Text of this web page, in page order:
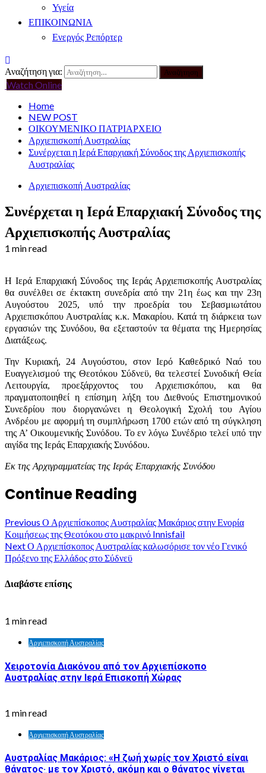
Υγεία
ΕΠΙΚΟΙΝΩΝΙΑ
Ενεργός Ρεπόρτερ
Αναζήτηση για:
Watch Online
Home
NEW POST
ΟΙΚΟΥΜΕΝΙΚΟ ΠΑΤΡΙΑΡΧΕΙΟ
Αρχιεπισκοπή Αυστραλίας
Συνέρχεται η Ιερά Επαρχιακή Σύνοδος της Αρχιεπισκοπής
Αυστραλίας
Αρχιεπισκοπή Αυστραλίας
Συνέρχεται η Ιερά Επαρχιακή Σύνοδος της
Αρχιεπισκοπής Αυστραλίας
1 min read
Η Ιερά Επαρχιακή Σύνοδος της Ιεράς Αρχιεπισκοπής Αυστραλίας
θα συνέλθει σε έκτακτη συνεδρία από την 21η έως και την 23η
Αυγούστου 2025, υπό την προεδρία του Σεβασμιωτάτου
Αρχιεπισκόπου Αυστραλίας κ.κ. Μακαρίου. Κατά τη διάρκεια των
εργασιών της Συνόδου, θα εξεταστούν τα θέματα της Ημερησίας
Διατάξεως.
Την Κυριακή, 24 Αυγούστου, στον Ιερό Καθεδρικό Ναό του
Ευαγγελισμού της Θεοτόκου Σύδνεϋ, θα τελεστεί Συνοδική Θεία
Λειτουργία, προεξάρχοντος του Αρχιεπισκόπου, και θα
πραγματοποιηθεί η επίσημη λήξη του Διεθνούς Επιστημονικού
Συνεδρίου που διοργανώνει η Θεολογική Σχολή του Αγίου
Ανδρέου με αφορμή τη συμπλήρωση 1700 ετών από τη σύγκληση
της Α’ Οικουμενικής Συνόδου. Το εν λόγω Συνέδριο τελεί υπό την
αιγίδα της Ιεράς Επαρχιακής Συνόδου.
Εκ της Αρχιγραμματείας της Ιεράς Επαρχιακής Συνόδου
Continue Reading
Previous Ο Αρχιεπίσκοπος Αυστραλίας Μακάριος στην Ενορία
Κοιμήσεως της Θεοτόκου στο μακρινό Innisfail
NextΟ Αρχιεπίσκοπος Αυστραλίας καλωσόρισε τον νέο Γενικό
Πρόξενο της Ελλάδος στο Σύδνεϋ
Διαβάστε επίσης
1 min read
Αρχιεπισκοπή Αυστραλίας
Χειροτονία Διακόνου από τον Αρχιεπίσκοπο
Αυστραλίας στην Ιερά Επισκοπή Χώρας
1 min read
Αρχιεπισκοπή Αυστραλίας
Αυστραλίας Μακάριος: «Η ζωή χωρίς τον Χριστό είναι
θάνατος· με τον Χριστό, ακόμη και ο θάνατος γίνεται